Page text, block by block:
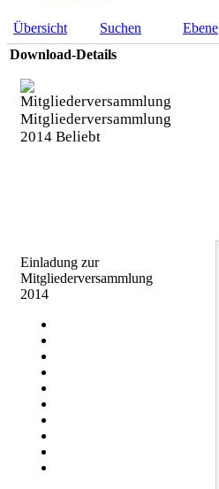
Übersicht Suchen
Ebene
Download-Details
Mitgliederversammlung
2014 Beliebt
Einladung zur
Mitgliederversammlung
2014